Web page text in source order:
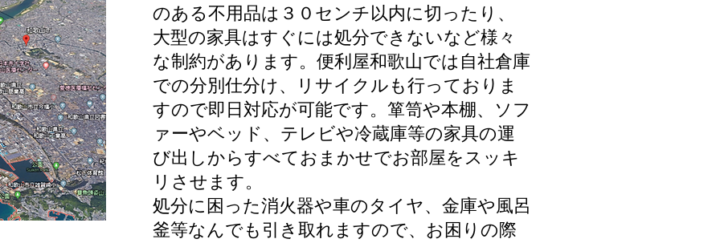
のある不用品は３０センチ以内に切ったり、
大型の家具はすぐには処分できないなど様々
な制約があります。便利屋和歌山では自社倉庫
での分別仕分け、リサイクルも行っておりま
すので即日対応が可能です。箪笥や本棚、ソフ
ァーやベッド、テレビや冷蔵庫等の家具の運
び出しからすべておまかせでお部屋をスッキ
リさせます。
​処分に困った消火器や車のタイヤ、金庫や風呂
釜等なんでも引き取れますので、お困りの際